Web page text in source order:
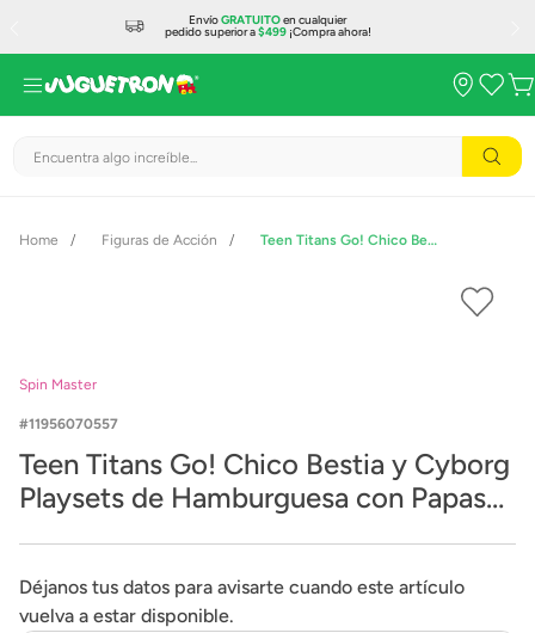
EnvíoGRATUITOen cualquier
pedido superior a$499¡Compra ahora!
Encuentra algo increíble...
Figuras de Acción Teen Titans Go! Chico Bestia y Cyborg Playsets de Hamburguesa con Papas Incluidas
Spin Master
11956070557
Teen Titans Go! Chico Bestia y Cyborg
Playsets de Hamburguesa con Papas
Déjanos tus datos para avisarte cuando este artículo
vuelva a estar disponible.